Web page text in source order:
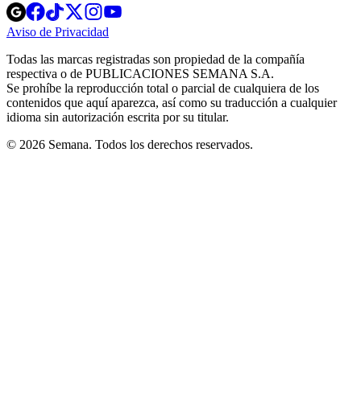
Opens
in
new
Opens
in
new
Opens
in
new
window
Opens
new
windowwindow
Aviso de Privacidad
new
window
Todas las marcas registradas son propiedad de la compañía
respectiva o de PUBLICACIONES SEMANA S.A.
Se prohíbe la reproducción total o parcial de cualquiera de los
contenidos que aquí aparezca, así como su traducción a cualquier
idioma sin autorización escrita por su titular.
© 2026 Semana. Todos los derechos reservados.